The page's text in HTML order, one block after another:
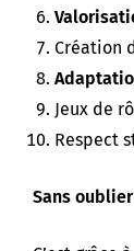
Création
Jeux de
Respect
Sans